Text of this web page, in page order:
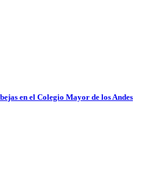
en el Colegio Mayor de los Andes